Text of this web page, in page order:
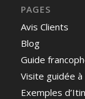
PAGES
Avis Clients
Blog
Guide
Visite guidée
Exemples